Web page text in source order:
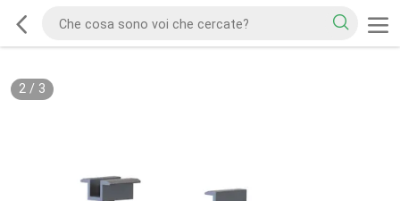
2/ 3